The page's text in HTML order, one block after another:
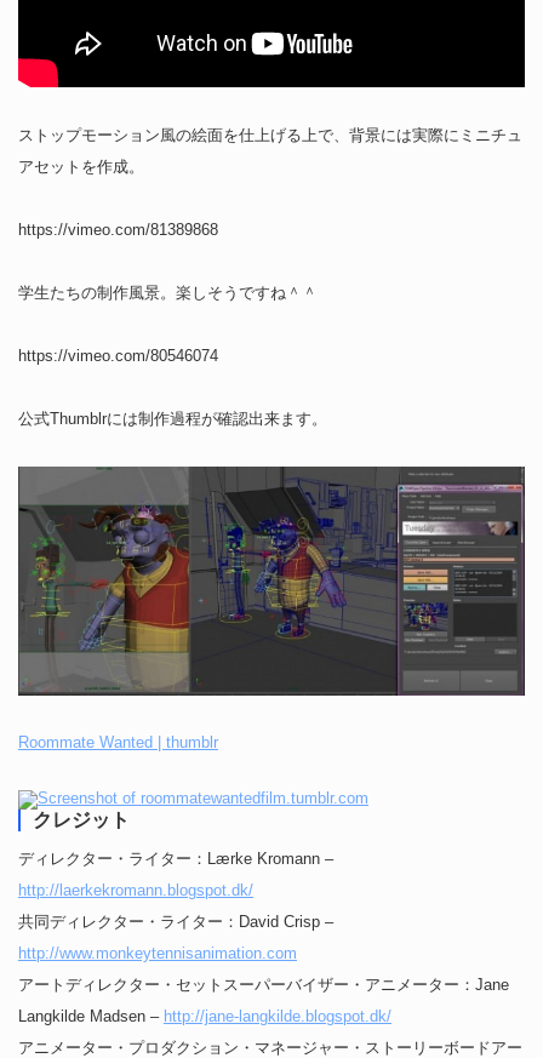
ストップモーション風の絵面を仕上げる上で、背景には実際にミニチュ
アセットを作成。
https://vimeo.com/81389868
学生たちの制作風景。楽しそうですね＾＾
https://vimeo.com/80546074
公式Thumblrには制作過程が確認出来ます。
Roommate Wanted | thumblr
クレジット
ディレクター・ライター：Lærke Kromann –
http://laerkekromann.blogspot.dk/
共同ディレクター・ライター：David Crisp –
http://www.monkeytennisanimation.com
アートディレクター・セットスーパーバイザー・アニメーター：Jane
Langkilde Madsen – http://jane-langkilde.blogspot.dk/
アニメーター・プロダクション・マネージャー・ストーリーボードアー